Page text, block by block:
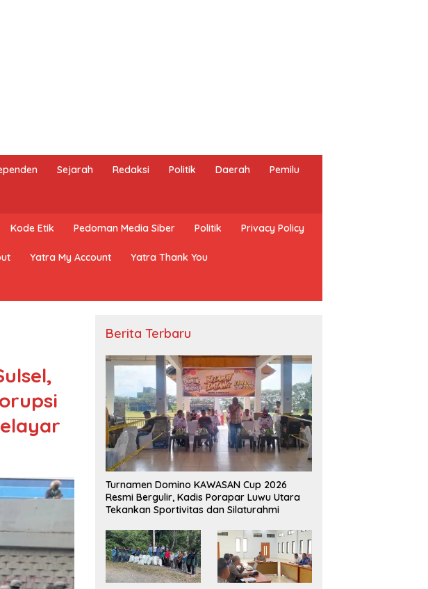
Sejarah Redaksi Politik Daerah Pemilu
Kode Etik Pedoman Media Siber Politik Privacy Policy
Yatra My Account Yatra Thank You
Berita Terbaru
Turnamen Domino KAWASAN Cup 2026
Resmi Bergulir, Kadis Porapar Luwu Utara
Tekankan Sportivitas dan Silaturahmi